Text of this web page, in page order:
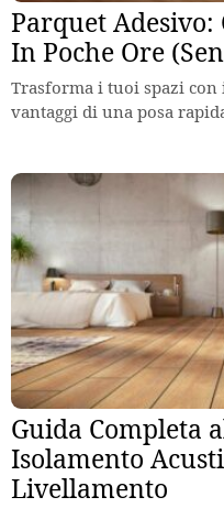
Parquet Adesivo:
In Poche Ore
Trasforma i tuoi spazi
vantaggi di una posa
Guida Completa
Isolamento
Livellamento